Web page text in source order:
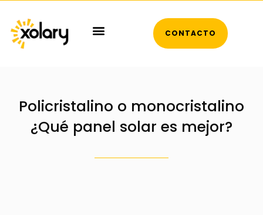
CONTACTO
Policristalino o monocristalino
¿Qué panel solar es mejor?